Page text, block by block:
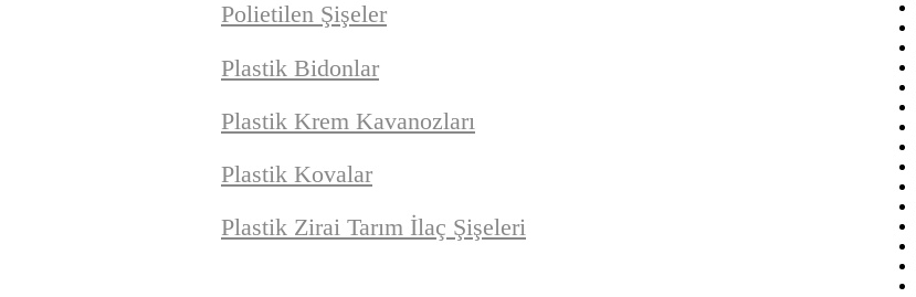
Polietilen Şişeler
Plastik Bidonlar
Plastik Krem Kavanozları
Plastik Kovalar
Plastik Zirai Tarım İlaç Şişeleri